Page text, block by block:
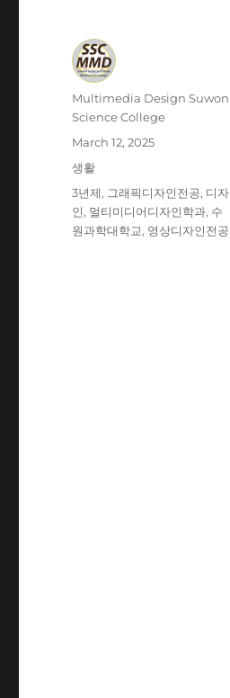
Author
Multimedia Design Suwon
Science College
Posted
on
March 12, 2025
Categories
생활
Tags
3년제, 그래픽디자인전공, 디자
인, 멀티미디어디자인학과, 수
원과학대학교, 영상디자인전공